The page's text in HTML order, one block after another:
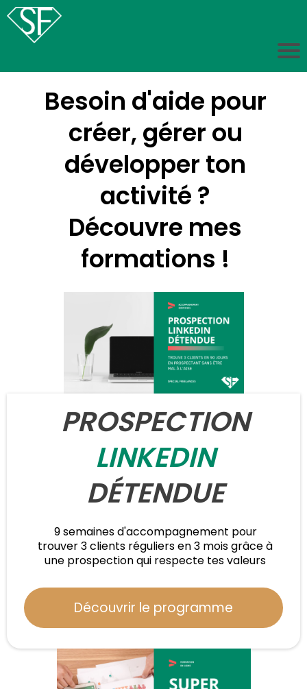
Besoin d'aide pour
créer, gérer ou
développer ton
activité ?
Découvre mes
formations !
PROSPECTION
LINKEDIN
DÉTENDUE
9 semaines d'accompagnement pour
trouver 3 clients réguliers en 3 mois grâce à
une prospection qui respecte tes valeurs
Découvrir le programme